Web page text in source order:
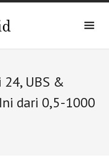
24, UBS &
dari 0,5-1000